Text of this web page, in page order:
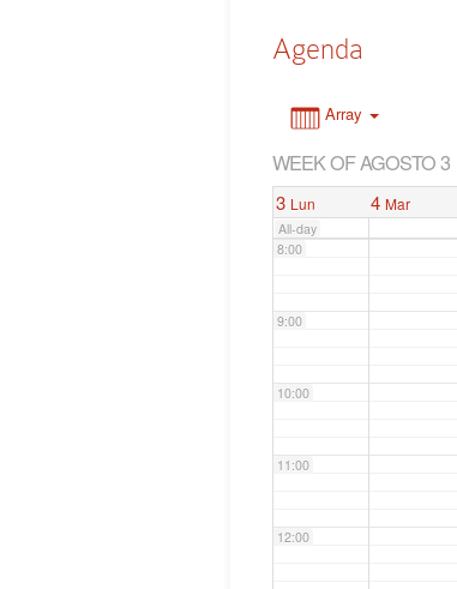
Agenda
Array
WEEK OF AGOSTO 3
3 Lun 4 Mar
All-day
6:00
8:00
9:00
10:00
11:00
12:00